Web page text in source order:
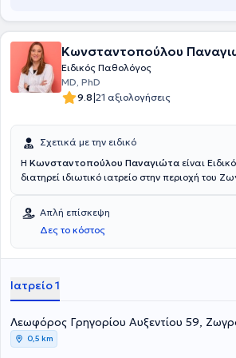
Κωνσταντοπούλου
Ειδικός Παθολόγος
MD, PhD
9.8|21 αξιολογήσεις
Σχετικά με την ειδικό
Η Κωνσταντοπούλου Παναγιώτα είναι
διατηρεί ιδιωτικό ιατρείο στην περιοχή του
και εξειδικεύεται στη Διαβητολογία, δίνοντας
στην αντιμετώπιση διαβητικών περιστατικών.
παρέχεται πλήρης διαγνωστική -
παρακολούθηση για κάθε είδους
Τέλος, η γιατρός είναι μέλος της Ελληνικής
Εταιρείας.
Απλή επίσκεψη
Δες το κόστος
Ιατρείο 1
Λεωφόρος
0,5 km